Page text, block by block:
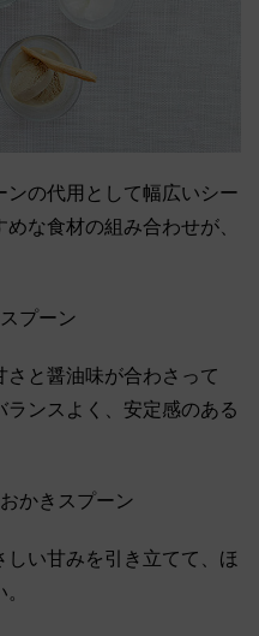
ンの代用として幅広いシー
な食材の組み合わせが、
プーン
と醤油味が合わさって
ランスよく、安定感のある
かきスプーン
い甘みを引き立てて、ほ